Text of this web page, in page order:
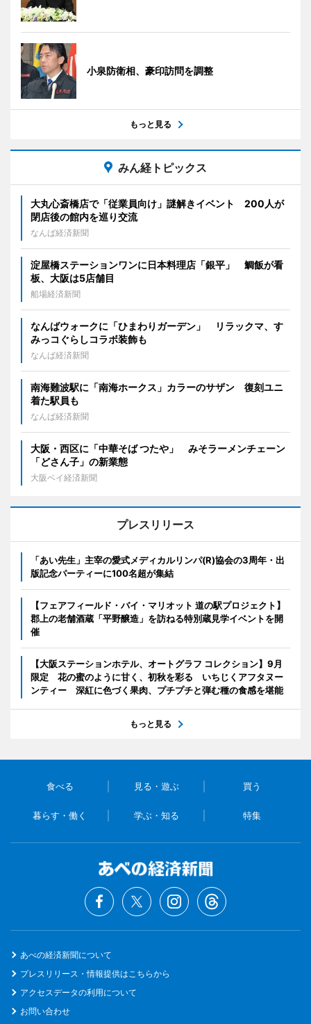
小泉防衛相、豪印訪問を調整
もっと見る
みん経トピックス
大丸心斎橋店で「従業員向け」謎解きイベント 200人が
閉店後の館内を巡り交流
なんば経済新聞
淀屋橋ステーションワンに日本料理店「銀平」 鯛飯が看
板、大阪は5店舗目
船場経済新聞
なんばウォークに「ひまわりガーデン」 リラックマ、す
みっコぐらしコラボ装飾も
なんば経済新聞
南海難波駅に「南海ホークス」カラーのサザン 復刻ユニ
着た駅員も
なんば経済新聞
大阪・西区に「中華そば つたや」 みそラーメンチェーン
「どさん子」の新業態
大阪ベイ経済新聞
プレスリリース
「あい先生」主宰の愛式メディカルリンパ(R)協会の3周年・出
版記念パーティーに100名超が集結
【フェアフィールド・バイ・マリオット 道の駅プロジェクト】
郡上の老舗酒蔵「平野醸造」を訪ねる特別蔵見学イベントを開
催
【大阪ステーションホテル、オートグラフ コレクション】9月
限定 花の蜜のように甘く、初秋を彩る いちじくアフタヌー
ンティー 深紅に色づく果肉、プチプチと弾む種の食感を堪能
もっと見る
食べる 見る・遊ぶ 買う
暮らす・働く 学ぶ・知る 特集
あべの経済新聞について
プレスリリース・情報提供はこちらから
アクセスデータの利用について
お問い合わせ